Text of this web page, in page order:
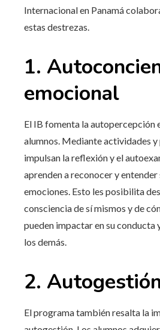
Internacional en Panamá
estas destrezas.
1.
emocional
El IB fomenta la autopercepción
alumnos. Mediante actividades
impulsan la reflexión y el
aprenden a reconocer y entender
emociones. Esto les posibilita
consciencia de sí mismos y de
pueden impactar en su conducta
los demás.
2.
El programa también resalta la